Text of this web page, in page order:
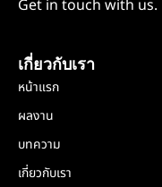
Get in touch with us.
เกี่ยวกับเรา
หน้าแรก
ผลงาน
บทความ
เกี่ยวกับเรา